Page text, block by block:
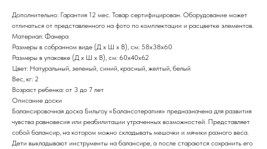
Дополнительно: Гарантия 12 мес. Товар сертифицирован. Оборудование может
отличаться от представленного на фото по комплектации и расцветке элементов.
Материал: Фанера
Размеры в собранном виде (Д х Ш х В), см: 58х38х60
Размеры в упаковке (Д х Ш х В), см: 60х40х62
Цвет: Натуральный, зеленый, синий, красный, желтый, белый
Вес, кг: 2
Возраст ребенка: от 3 до 7 лет
Описание доски
Балансировочная доска Бильгоу «Балансотерапия» предназначена для развития
чувства равновесия или реабилитации утраченных возможностей. Представляет
собой балансир, на котором можно складывать мешочки и мячики разного веса.
Дети выкладывают инструменты на балансире, а после стараются сохранить его